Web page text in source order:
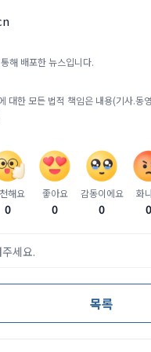
해 배포한 뉴스입니다.
대한 모든 법적 책임은 내용(기사.동
해요
0
좋아요
0
감동이에요
0
화
0
세요.
목록